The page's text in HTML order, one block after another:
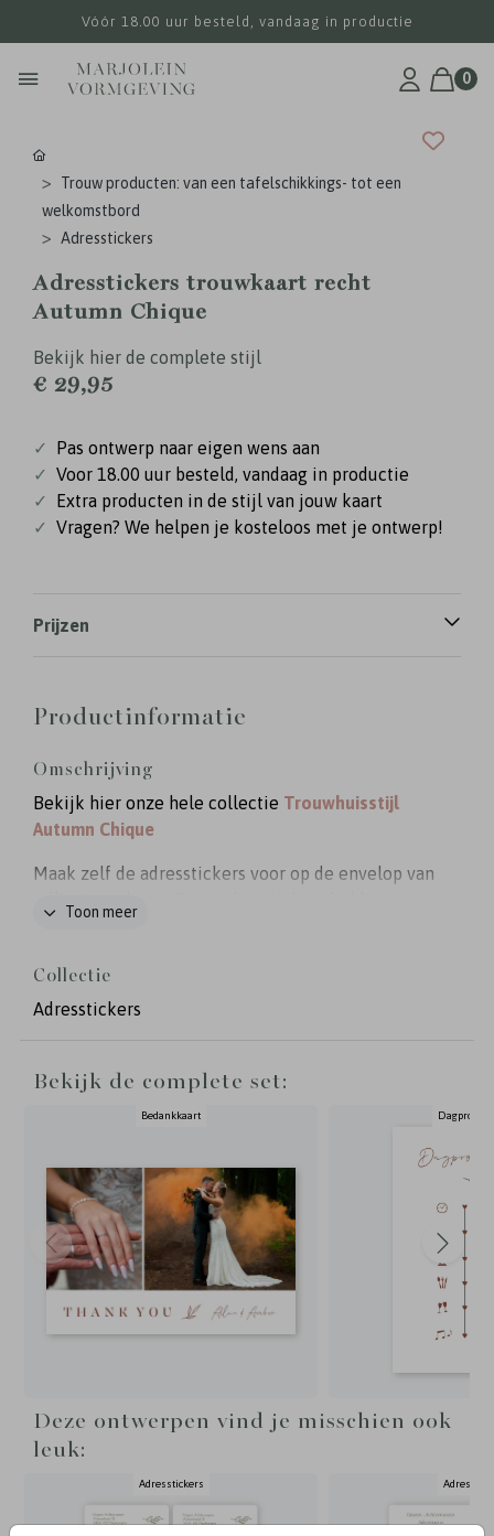
Vóór 18.00 uur besteld, vandaag in productie
0
Trouw producten: van een tafelschikkings- tot een
welkomstbord
Adresstickers
Adresstickers trouwkaart recht
Autumn Chique
Bekijk hier de complete stijl
€ 29,95
✓
Pas ontwerp naar eigen wens aan
✓ Voor 18.00 uur besteld, vandaag in productie
✓
Extra producten in de stijl van jouw kaart
✓ Vragen? We helpen je kosteloos met je ontwerp!
Prijzen
Productinformatie
Omschrijving
Bekijk hier onze hele collectie Trouwhuisstijl
Autumn Chique
Maak zelf de adresstickers voor op de envelop van
hebt. Deze adresstickers horen bij de
trouwhuisstijl Autumn Chique.
Toon meer
Collectie
Adresstickers
Bekijk de complete set:
Bedankkaart
Deze ontwerpen vind je misschien ook
leuk:
Adresstickers